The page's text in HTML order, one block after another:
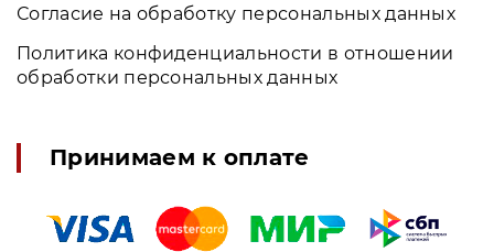
Согласие на обработку персональных данных
Политика конфиденциальности в отношении
обработки персональных данных
Принимаем к оплате